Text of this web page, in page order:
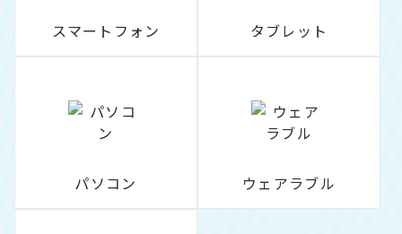
スマートフォン タブレット
パソコン ウェアラブル